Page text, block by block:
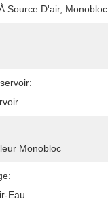
Source D'air, Monobloc
Monobloc
Eau